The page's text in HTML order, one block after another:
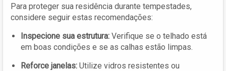
Para proteger sua residência durante tempestades,
considere seguir estas recomendações:
Inspecione sua estrutura: Verifique se o telhado está
em boas condições e se as calhas estão limpas.
Reforce janelas: Utilize vidros resistentes ou